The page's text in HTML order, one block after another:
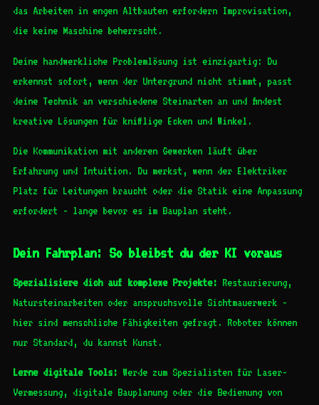
das Arbeiten in engen Altbauten erfordern Improvisation,
die keine Maschine beherrscht.
Deine handwerkliche Problemlösung ist einzigartig: Du
erkennst sofort, wenn der Untergrund nicht stimmt, passt
deine Technik an verschiedene Steinarten an und findest
kreative Lösungen für knifflige Ecken und Winkel.
Die Kommunikation mit anderen Gewerken läuft über
Erfahrung und Intuition. Du merkst, wenn der Elektriker
Platz für Leitungen braucht oder die Statik eine Anpassung
erfordert - lange bevor es im Bauplan steht.
Dein Fahrplan: So bleibst du der KI voraus
Spezialisiere dich auf komplexe Projekte: Restaurierung,
Natursteinarbeiten oder anspruchsvolle Sichtmauerwerk -
hier sind menschliche Fähigkeiten gefragt. Roboter können
nur Standard, du kannst Kunst.
Lerne digitale Tools: Werde zum Spezialisten für Laser-
Vermessung, digitale Bauplanung oder die Bedienung von